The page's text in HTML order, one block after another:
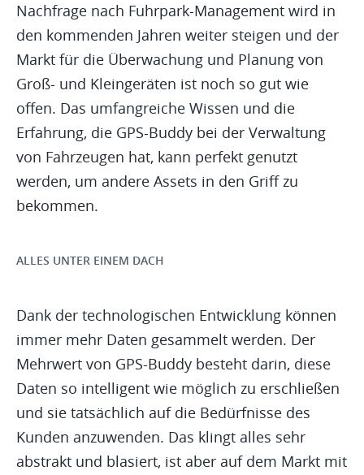
Nachfrage nach Fuhrpark-Management wird in
den kommenden Jahren weiter steigen und der
Markt für die Überwachung und Planung von
Groß- und Kleingeräten ist noch so gut wie
offen. Das umfangreiche Wissen und die
Erfahrung, die GPS-Buddy bei der Verwaltung
von Fahrzeugen hat, kann perfekt genutzt
werden, um andere Assets in den Griff zu
bekommen.
ALLES UNTER EINEM DACH
Dank der technologischen Entwicklung können
immer mehr Daten gesammelt werden. Der
Mehrwert von GPS-Buddy besteht darin, diese
Daten so intelligent wie möglich zu erschließen
und sie tatsächlich auf die Bedürfnisse des
Kunden anzuwenden. Das klingt alles sehr
abstrakt und blasiert, ist aber auf dem Markt mit